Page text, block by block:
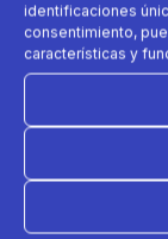
identificaciones
consentimiento,
características y